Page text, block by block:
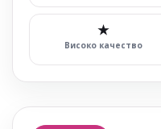
★
Високо качество